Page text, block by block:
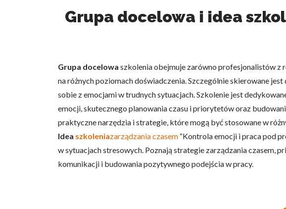
Grupa docelowa i idea
Grupa docelowa szkolenia obejmuje zarówno profesjonalistów z
na różnych poziomach doświadczenia. Szczególnie skierowane
sobie z emocjami w trudnych sytuacjach. Szkolenie jest
emocji, skutecznego planowania czasu i priorytetów oraz
praktyczne narzędzia i strategie, które mogą być stosowane w
Idea szkoleniazarządzania czasem “Kontrola emocji i praca pod
w sytuacjach stresowych. Poznają strategie zarządzania czasem,
komunikacji i budowania pozytywnego podejścia w pracy.